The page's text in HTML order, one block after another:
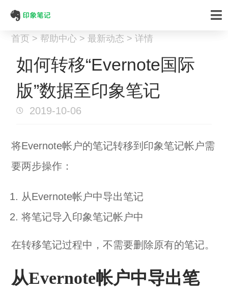
首页 > 帮助中心 > 最新动态 > 详情
如何转移“Evernote国际
版”数据至印象笔记
2019-10-06
将Evernote帐户的笔记转移到印象笔记帐户需
要两步操作：
从Evernote帐户中导出笔记
将笔记导入印象笔记帐户中
在转移笔记过程中，不需要删除原有的笔记。
从Evernote帐户中导出笔